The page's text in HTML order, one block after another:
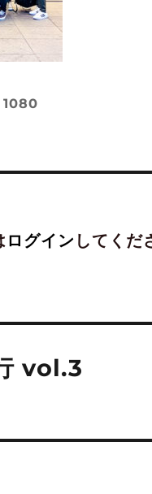
ログイン してくだ
vol.3